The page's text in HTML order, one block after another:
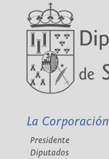
La Corporación
Presidente
Diputados